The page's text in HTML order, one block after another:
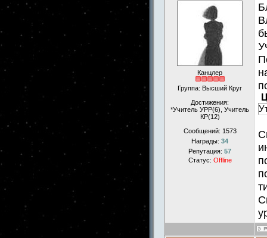
Канцлер
Группа: Высший Круг
Достижения:
*Учитель УРР(6), Учитель
КР(12)
Сообщений: 1573
Награды: 34
Репутация: 57
Статус: Offline